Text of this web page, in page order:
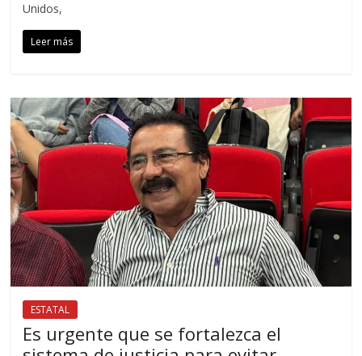
Unidos,
Leer más
ESTATAL
Es urgente que se fortalezca el